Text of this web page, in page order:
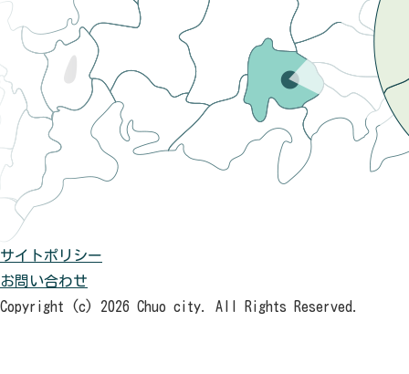
サイトポリシー
お問い合わせ
Copyright (c) 2026 Chuo city. All Rights Reserved.